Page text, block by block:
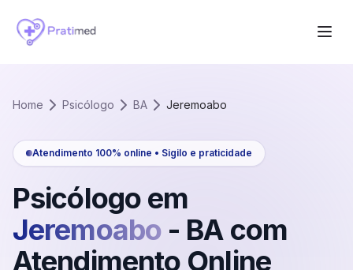
Home Psicólogo BA Jeremoabo
Atendimento 100% online • Sigilo e praticidade
Psicólogo em
Jeremoabo - BAcom
Atendimento Online